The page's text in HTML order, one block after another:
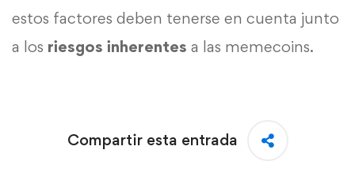
estos factores deben tenerse en cuenta junto
a los riesgos inherentes a las memecoins.
Compartir esta entrada